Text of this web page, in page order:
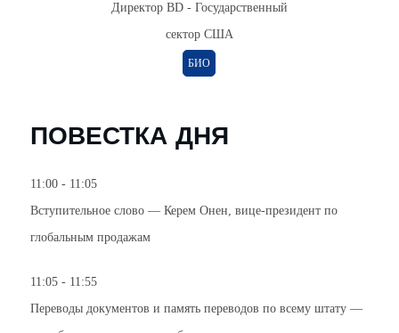
Директор BD - Государственный
сектор США
БИО
ПОВЕСТКА ДНЯ
11:00 - 11:05
Вступительное слово — Керем Онен , вице-президент по
глобальным продажам
11:05 - 11:55
Переводы документов и память переводов по всему штату —